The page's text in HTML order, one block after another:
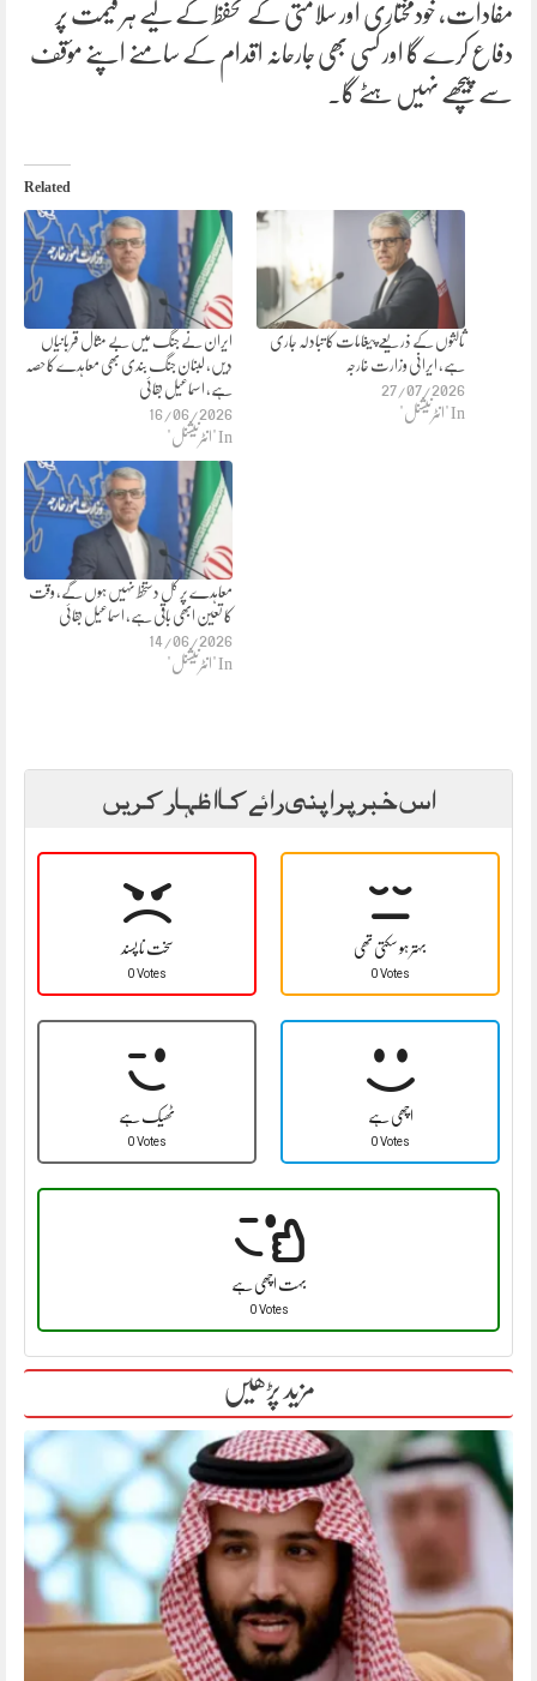
مفادات، خودمختاری اور سلامتی کے تحفظ کے لیے ہر قیمت پر
دفاع کرے گا اور کسی بھی جارحانہ اقدام کے سامنے اپنے مؤقف
سے پیچھے نہیں ہٹے گا۔
Related
ایران نے جنگ میں بے مثال قربانیاں
دیں، لبنان جنگ بندی بھی معاہدے کا حصہ
ہے، اسماعیل بقائی
16/06/2026
In "انٹرنیشنل"
ثالثوں کے ذریعے پیغامات کا تبادلہ جاری
ہے، ایرانی وزارت خارجہ
27/07/2026
In "انٹرنیشنل"
معاہدے پر کل دستخط نہیں ہوں گے، وقت
کا تعین ابھی باقی ہے، اسماعیل بقائی
14/06/2026
In "انٹرنیشنل"
اس خبر پر اپنی رائے کا اظہار کریں
سخت نا پسند
0 Votes
بہتر ہو سکتی تھی
0 Votes
ٹھیک ہے
0 Votes
اچھی ہے
0 Votes
بہت اچھی ہے
0 Votes
مزید پڑھیں